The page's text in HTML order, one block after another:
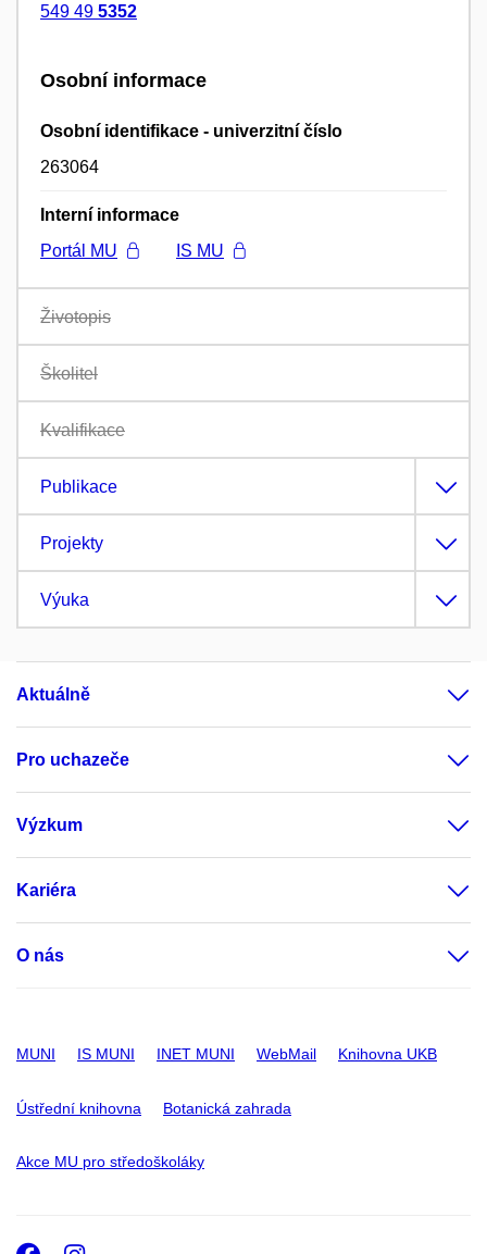
549 49 5352
Osobní informace
Osobní identifikace - univerzitní číslo
263064
Interní informace
Portál MU
IS MU
Životopis
Školitel
Kvalifikace
Publikace
Projekty
Výuka
Aktuálně
Pro uchazeče
Výzkum
Kariéra
O nás
MUNI IS MUNI INET MUNI WebMail Knihovna UKB
Ústřední knihovna Botanická zahrada
Akce MU pro středoškoláky